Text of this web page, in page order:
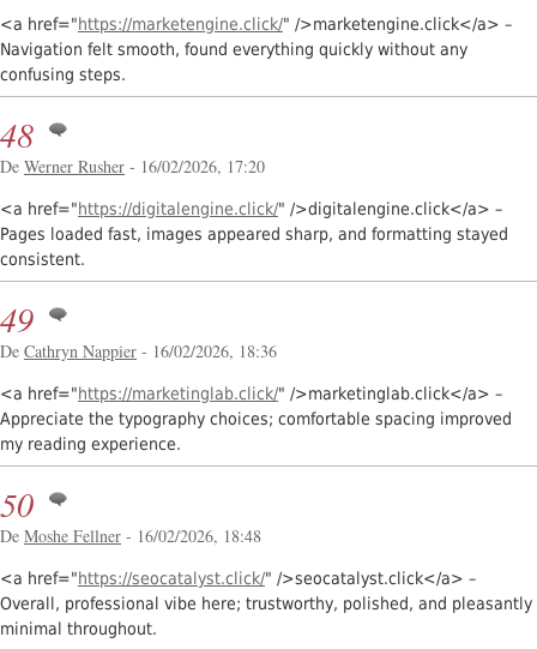
<a href="https://marketengine.click/" />marketengine.click</a> –
Navigation felt smooth, found everything quickly without any
confusing steps.
48
De Werner Rusher - 16/02/2026, 17:20
<a href="https://digitalengine.click/" />digitalengine.click</a> –
Pages loaded fast, images appeared sharp, and formatting stayed
consistent.
49
De Cathryn Nappier - 16/02/2026, 18:36
<a href="https://marketinglab.click/" />marketinglab.click</a> –
Appreciate the typography choices; comfortable spacing improved
my reading experience.
50
De Moshe Fellner - 16/02/2026, 18:48
<a href="https://seocatalyst.click/" />seocatalyst.click</a> –
Overall, professional vibe here; trustworthy, polished, and pleasantly
minimal throughout.